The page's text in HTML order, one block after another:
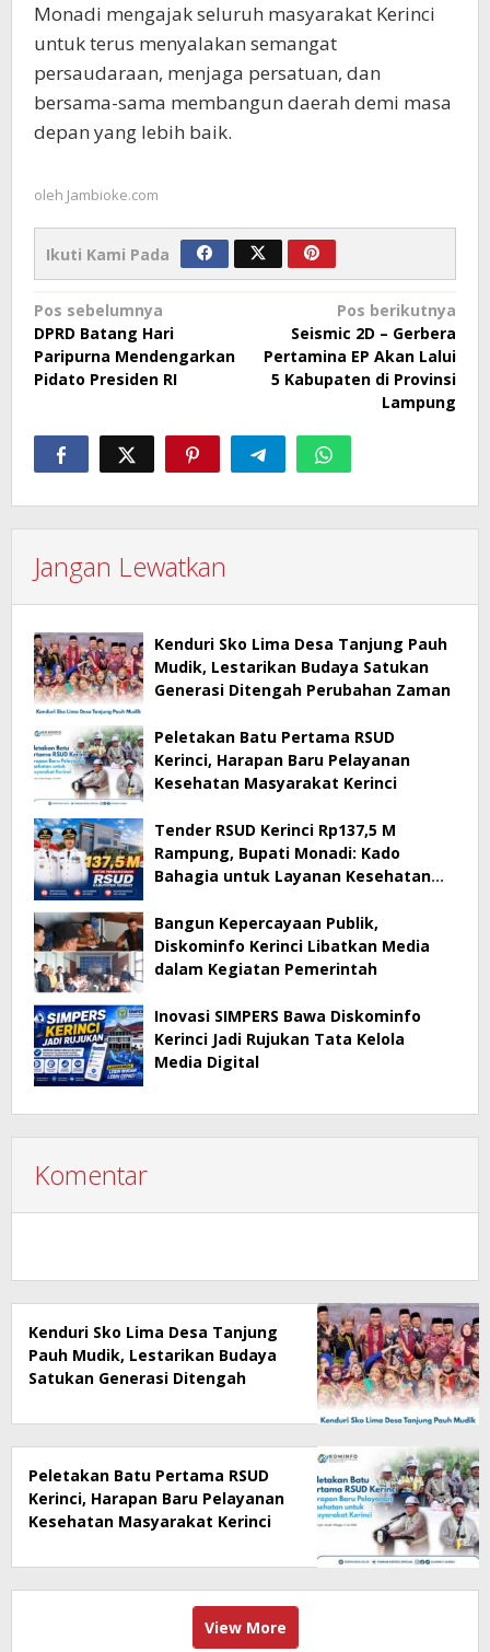
Monadi mengajak seluruh masyarakat Kerinci
untuk terus menyalakan semangat
persaudaraan, menjaga persatuan, dan
bersama-sama membangun daerah demi masa
depan yang lebih baik.
oleh Jambioke.com
Ikuti Kami Pada
Navigasi
pos
Pos sebelumnya
DPRD Batang Hari
Paripurna Mendengarkan
Pidato Presiden RI
Pos berikutnya
Seismic 2D – Gerbera
Pertamina EP Akan Lalui
5 Kabupaten di Provinsi
Lampung
Jangan Lewatkan
Kenduri Sko Lima Desa Tanjung Pauh
Mudik, Lestarikan Budaya Satukan
Generasi Ditengah Perubahan Zaman
Peletakan Batu Pertama RSUD
Kerinci, Harapan Baru Pelayanan
Kesehatan Masyarakat Kerinci
Tender RSUD Kerinci Rp137,5 M
Rampung, Bupati Monadi: Kado
Bahagia untuk Layanan Kesehatan
Bangun Kepercayaan Publik,
Diskominfo Kerinci Libatkan Media
dalam Kegiatan Pemerintah
Inovasi SIMPERS Bawa Diskominfo
Kerinci Jadi Rujukan Tata Kelola
Media Digital
Komentar
Kenduri Sko Lima Desa Tanjung
Pauh Mudik, Lestarikan Budaya
Satukan Generasi Ditengah
Peletakan Batu Pertama RSUD
Kerinci, Harapan Baru Pelayanan
Kesehatan Masyarakat Kerinci
View More